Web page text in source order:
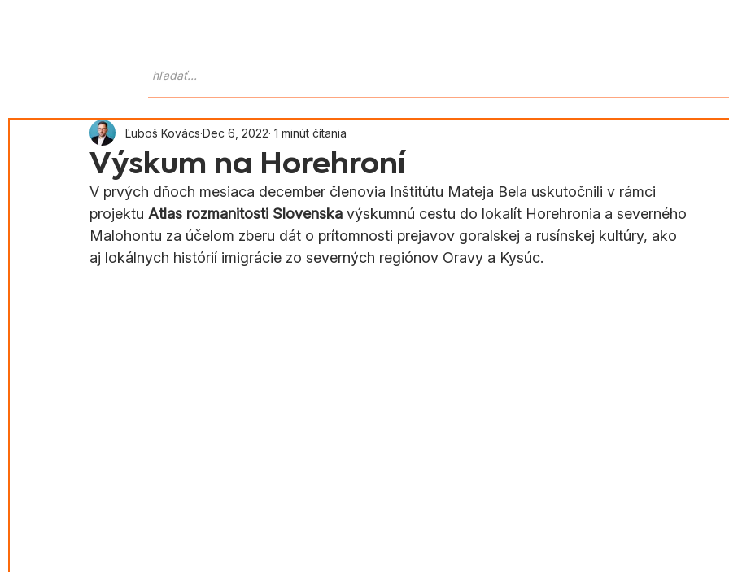
Výskum na Horehroní
Ľuboš Kovács Dec 6, 2022 1 minút čítania
V prvých dňoch mesiaca december členovia Inštitútu Mateja Bela uskutočnili v rámci
projektu Atlas rozmanitosti Slovenska výskumnú cestu do lokalít Horehronia a severného
Malohontu za účelom zberu dát o prítomnosti prejavov goralskej a rusínskej kultúry, ako
aj lokálnych histórií imigrácie zo severných regiónov Oravy a Kysúc.